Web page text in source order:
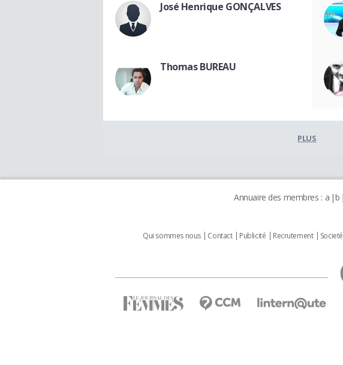
José Henrique GONÇALVES
Thomas BUREAU
PLUS
Annuaire des membres : a b
Qui sommes nous Contact Publicité Recrutement Societé